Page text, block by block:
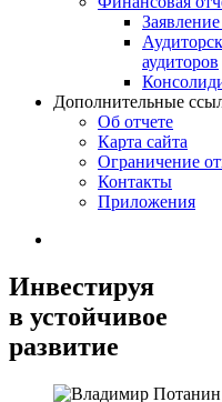
аудиторов
Дополнительные
Об отчете
Карта сайта
Ограничение
Контакты
Приложения
Инвестируя
в устойчивое
развитие